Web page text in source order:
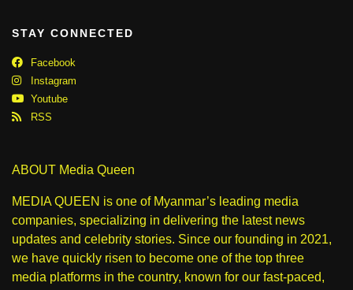
STAY CONNECTED
Facebook
Instagram
Youtube
RSS
ABOUT Media Queen
MEDIA QUEEN is one of Myanmar’s leading media
companies, specializing in delivering the latest news
updates and celebrity stories. Since our founding in 2021,
we have quickly risen to become one of the top three
media platforms in the country, known for our fast-paced,